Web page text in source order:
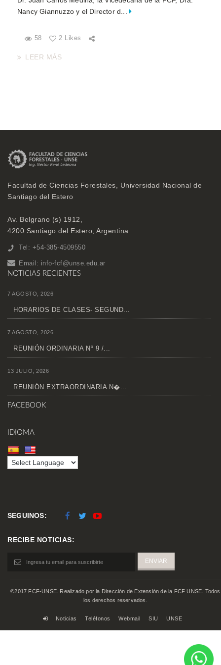
Nancy Giannuzzo y el Director d...
58 2 Likes
LEER MÁS
Facultad de Ciencias Forestales, Universidad Nacional de
Santiago del Estero
Av. Belgrano (s) 1912,
4200 Santiago del Estero, Argentina
Tel: +54-385-4509550
Email: info-fcf@unse.edu.ar
NOTICIAS RECIENTES
7 AGOSTO, 2026
HORARIOS DE CLASES- SEGUND...
7 AGOSTO, 2026
REUNIÓN ORDINARIA Nº 9 /...
13 JULIO, 2026
REUNIÓN EXTRAORDINARIA N�...
FACEBOOK
IDIOMA
SEGUINOS:
RECIBE NOTICIAS:
©2017 FCF-UNSE. Realizado por la Dirección de Extensión de la FCF UNSE. Todos
los derechos reservados.
Noticias Teléfonos Webmail SIU UNSE